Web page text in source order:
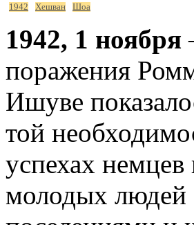
1942 Хешван Шоа
1942, 1 ноября
поражения
Ишуве
той
успехах
молодых людей